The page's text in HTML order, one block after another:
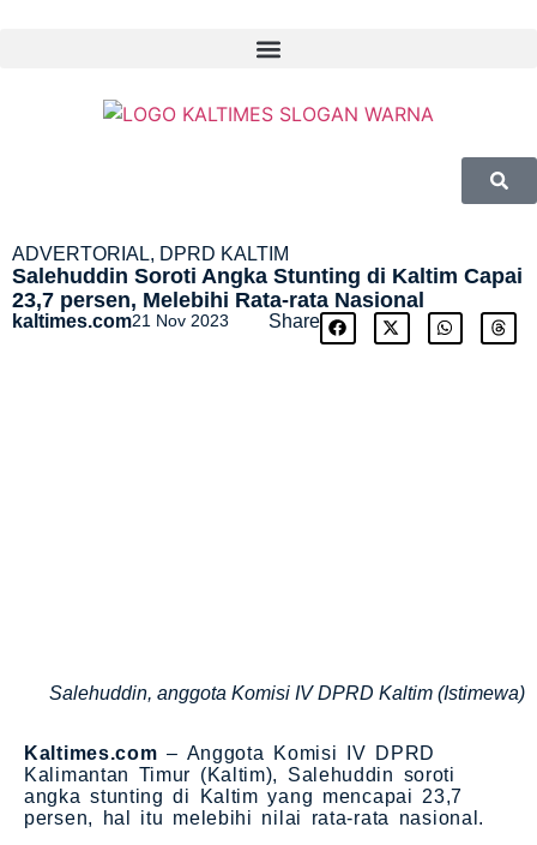
ADVERTORIAL, DPRD KALTIM
Salehuddin Soroti Angka Stunting di Kaltim Capai
23,7 persen, Melebihi Rata-rata Nasional
kaltimes.com21 Nov 2023 Share
Salehuddin, anggota Komisi IV DPRD Kaltim (Istimewa)
Kaltimes.com – Anggota Komisi IV DPRD
Kalimantan Timur (Kaltim), Salehuddin soroti
angka stunting di Kaltim yang mencapai 23,7
persen, hal itu melebihi nilai rata-rata nasional.